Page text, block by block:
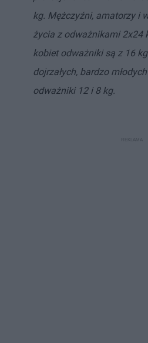
kg. Mężczyźni, amatorzy i
życia z odważnikami 2x24
kobiet odważniki są z 16
dojrzałych, bardzo
odważniki 12 i 8 kg.